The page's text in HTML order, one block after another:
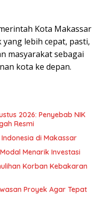
Kota Makassar
lebih cepat, pasti,
masyarakat sebagai
kota ke depan.
2026: Penyebab NIK
Resmi
di Makassar
Menarik Investasi
Korban Kebakaran
Proyek Agar Tepat